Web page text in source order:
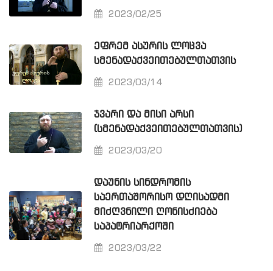
2023/02/25
ᲔᲤᲠᲔᲛ ᲐᲡᲣᲠᲘᲡ ᲚᲝᲪᲕᲐ
ᲡᲛᲔᲜᲐᲓᲐᲥᲕᲔᲘᲗᲔᲑᲣᲚᲗᲐᲗᲕᲘᲡ
2023/03/14
ᲯᲕᲐᲠᲘ ᲓᲐ ᲛᲘᲡᲘ ᲐᲠᲡᲘ
(ᲡᲛᲔᲜᲐᲓᲐᲥᲕᲔᲘᲗᲔᲑᲣᲚᲗᲐᲗᲕᲘᲡ)
2023/03/20
ᲓᲐᲣᲜᲘᲡ ᲡᲘᲜᲓᲠᲝᲛᲘᲡ
ᲡᲐᲔᲠᲗᲐᲨᲝᲠᲘᲡᲝ ᲓᲦᲘᲡᲐᲓᲛᲘ
ᲛᲘᲫᲦᲕᲜᲘᲚᲘ ᲦᲝᲜᲘᲡᲫᲘᲔᲑᲐ
ᲡᲐᲞᲐᲢᲠᲘᲐᲠᲥᲝᲨᲘ
2023/03/22